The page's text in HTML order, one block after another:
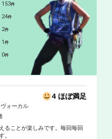
153件
24件
2件
1件
0件
4 ほぼ満足
ォーカル
ることが楽しみです。毎回毎回
。